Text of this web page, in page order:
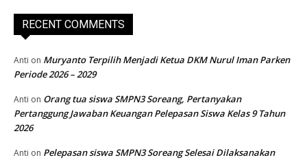
RECENT COMMENTS
Anti on Muryanto Terpilih Menjadi Ketua DKM Nurul Iman Parken
Periode 2026 – 2029
Anti on Orang tua siswa SMPN3 Soreang, Pertanyakan
Pertanggung Jawaban Keuangan Pelepasan Siswa Kelas 9 Tahun
2026
Anti on Pelepasan siswa SMPN3 Soreang Selesai Dilaksanakan